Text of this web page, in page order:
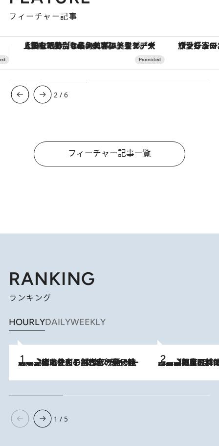
フィーチャー記事
ヴァシュロン・コンスタンタン「オーヴァーシーズ・オートマティック」。旅愛好家のお気に入りコレクションから、ジェンダーレスな新作が登場
3 /6
フィーチャー記事一覧
RANKING
ランキング
HOURLYDAILYWEEKLY
2026.8.3
《「文士の子ども被害者の会」発足！》阿川佐和子（72）が語る遠藤周作に北杜夫、劇作家・矢代静一の子どもたちの“文豪プライベート事件簿” 2026.8.8
「最後に見られてよかった」上野動物園の東園パンダ舎が解体前に特別公開。8月16日まで延長されたパネル展と共に辿る“半世紀”のパンダ飼育《解体工事の図面あり》
1 / 5